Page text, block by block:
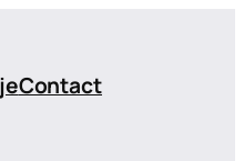
Contact